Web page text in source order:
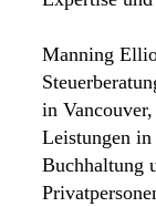
Manning
in
Leistungen in
Buchhaltung